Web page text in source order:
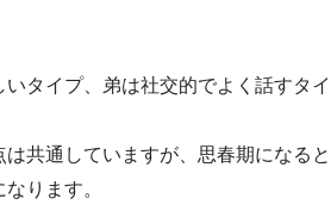
タイプ、弟は社交的でよく話すタイ
共通していますが、思春期になると
ります。